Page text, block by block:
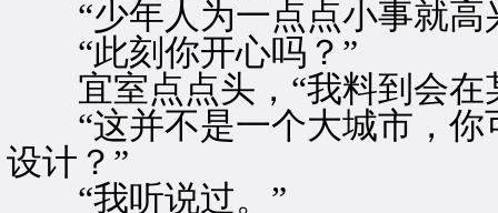
“少年人为一点点小事就高
“此刻你开心吗？”
宜室点点头，“我料到会在
“这并不是一个大城市，你
设计？”
“我听说过。”